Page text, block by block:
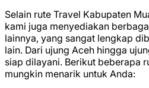
Selain rute Travel Kabupaten
kami juga menyediakan
lainnya, yang sangat lengkap
lain. Dari ujung Aceh hingga
siap dilayani. Berikut beberapa
mungkin menarik untuk Anda: